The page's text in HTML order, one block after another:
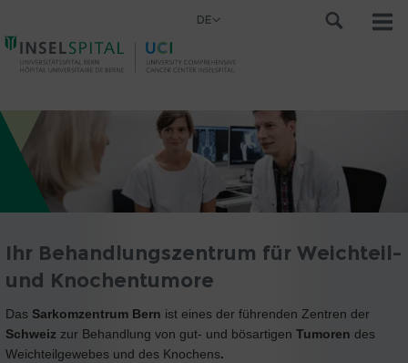
DE
Ihr Behandlungszentrum für Weichteil-
und Knochentumore
Das Sarkomzentrum Bern ist eines der führenden Zentren der
Schweiz zur Behandlung von gut- und bösartigen Tumoren des
Weichteilgewebes und des Knochens.